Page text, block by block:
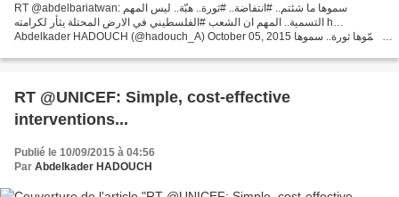
RT @abdelbariatwan: سموها ما شئتم.. #انتفاضة.. #ثورة.. هبّة.. ليس المهم
التسمية.. المهم ان الشعب #الفلسطيني في الارض المحتلة يثأر لكرامته h…
Abdelkader HADOUCH (@hadouch_A) October 05, 2015 سمّوها ثورة.. سموها
RT @UNICEF: Simple, cost-effective
interventions...
Publié le 10/09/2015 à 04:56
Par Abdelkader HADOUCH